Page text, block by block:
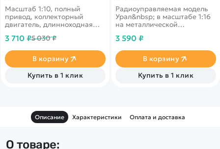
Масштаб 1:10, полный
привод, коллекторный
двигатель, длинноходная
время работы 20 минут.
3 710 ₽5 030 ₽
В корзину
Купить в 1 клик
Радиоуправляемая модель
Урал&nbsp; в масштабе 1:16
на металлической
обладает великолепной
на все 4 колеса.
3 590 ₽
В корзину
Купить в 1 клик
Описание Характеристики Оплата и доставка
О товаре: